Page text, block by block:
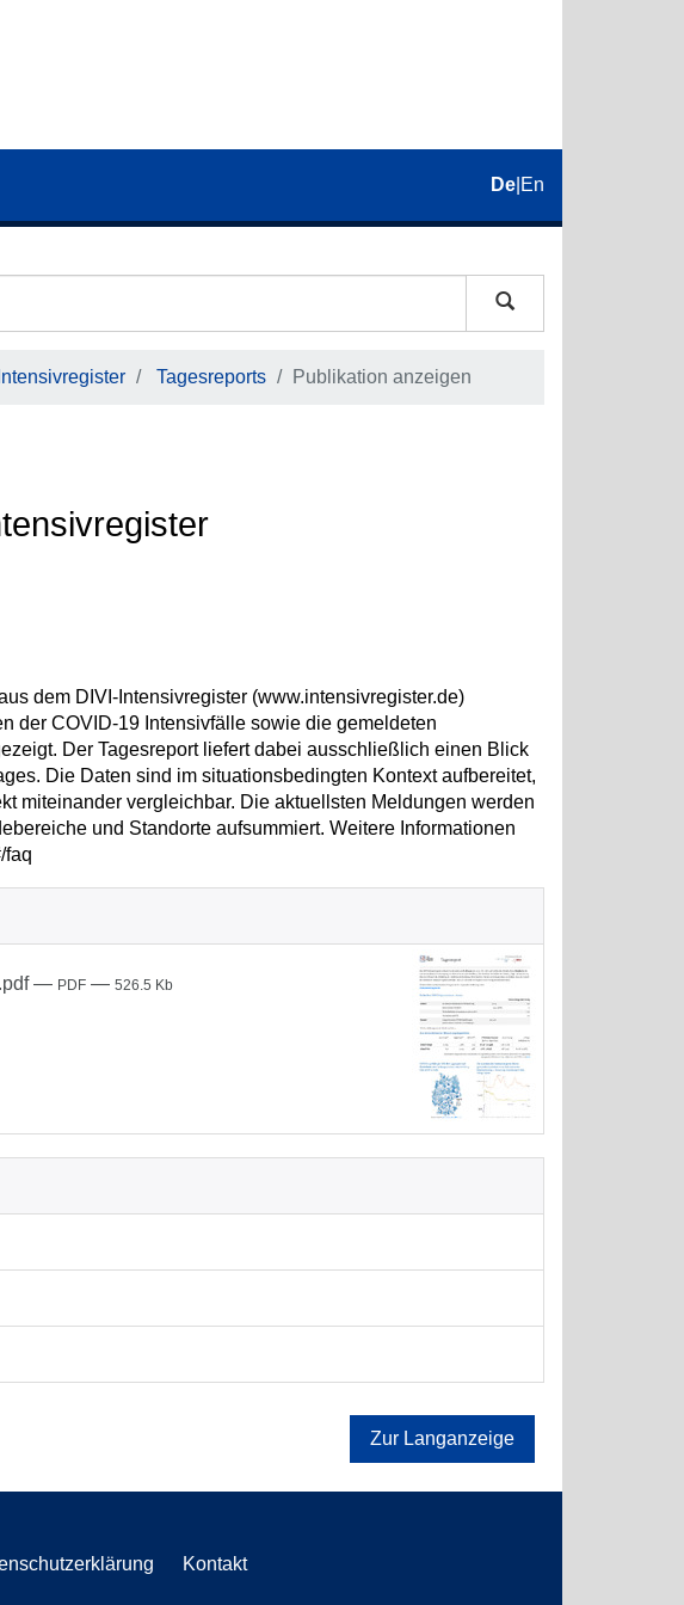
De En
Tagesreports Publikation anzeigen
dem DIVI-Intensivregister (www.intensivregister.de)
der COVID-19 Intensivfälle sowie die gemeldeten
Der Tagesreport liefert dabei ausschließlich einen Blick
Die Daten sind im situationsbedingten Kontext aufbereitet,
miteinander vergleichbar. Die aktuellsten Meldungen werden
und Standorte aufsummiert. Weitere Informationen
faq
— PDF — 526.5 Kb
Zur Langanzeige
Kontakt